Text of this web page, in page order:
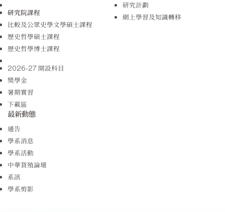
研究院課程
比較及公眾史學文學碩士課程
歷史哲學碩士課程
歷史哲學博士課程
2026-27 開設科目
獎學金
暑期實習
下載區
研究計劃
網上學習及知識轉移
最新動態
通告
學系消息
學系活動
中華貨殖論壇
系訊
學系剪影